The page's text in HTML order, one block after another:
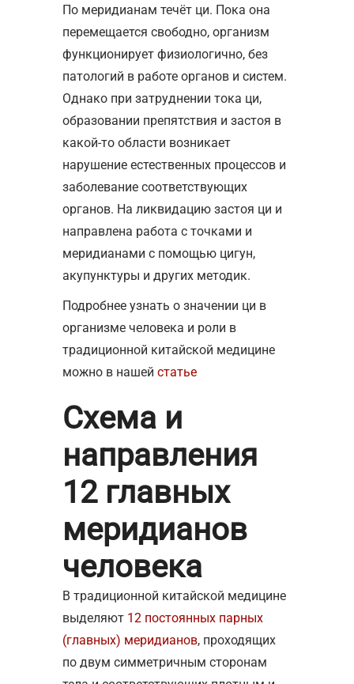
По меридианам течёт ци. Пока она
перемещается свободно, организм
функционирует физиологично, без
патологий в работе органов и систем.
Однако при затруднении тока ци,
образовании препятствия и застоя в
какой-то области возникает
нарушение естественных процессов и
заболевание соответствующих
органов. На ликвидацию застоя ци и
направлена работа с точками и
меридианами с помощью цигун,
акупунктуры и других методик.
Подробнее узнать о значении ци в
организме человека и роли в
традиционной китайской медицине
можно в нашей статье
Схема и
направления
12 главных
меридианов
человека
В традиционной китайской медицине
выделяют 12 постоянных парных
(главных) меридианов, проходящих
по двум симметричным сторонам